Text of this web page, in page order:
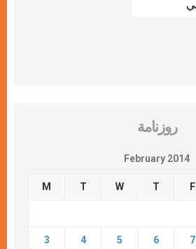
روزنامة
February 2014
M T W T F
3 4 5 6 7